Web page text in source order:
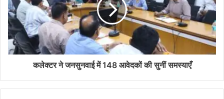
कलेक्टर ने जनसुनवाई में 148 आवेदकों की सुनीं समस्याएँ